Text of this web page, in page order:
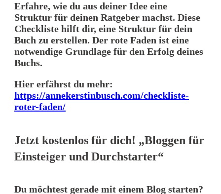
Erfahre, wie du aus deiner Idee eine
Struktur für deinen Ratgeber machst. Diese
Checkliste hilft dir, eine Struktur für dein
Buch zu erstellen. Der rote Faden ist eine
notwendige Grundlage für den Erfolg deines
Buchs.
Hier erfährst du mehr:
https://annekerstinbusch.com/checkliste-
roter-faden/
Jetzt kostenlos für dich! „Bloggen für
Einsteiger und Durchstarter“
Du möchtest gerade mit einem Blog starten?